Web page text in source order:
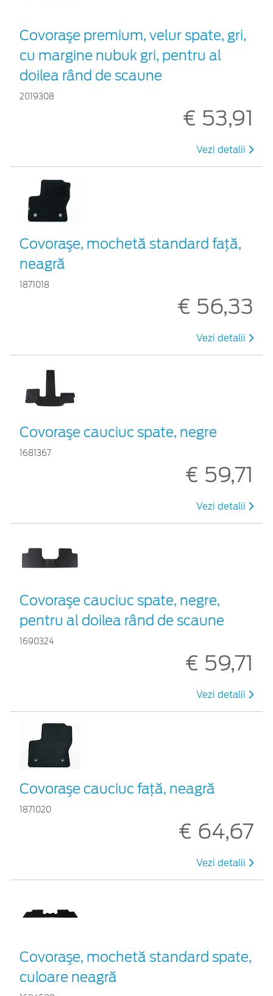
Covoraşe premium, velur spate, gri,
cu margine nubuk gri, pentru al
doilea rând de scaune
2019308
€ 53,91
Vezi detalii
Covoraşe, mochetă standard faţă,
neagră
1871018
€ 56,33
Vezi detalii
Covoraşe cauciuc spate, negre
1681367
€ 59,71
Vezi detalii
Covoraşe cauciuc spate, negre,
pentru al doilea rând de scaune
1690324
€ 59,71
Vezi detalii
Covoraşe cauciuc faţă, neagră
1871020
€ 64,67
Vezi detalii
Covoraşe, mochetă standard spate,
culoare neagră